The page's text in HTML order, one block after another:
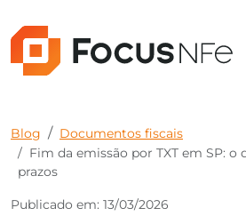
Blog
Documentos fiscais
Fim da emissão por TXT em SP: o
prazos
Publicado em: 13/03/2026